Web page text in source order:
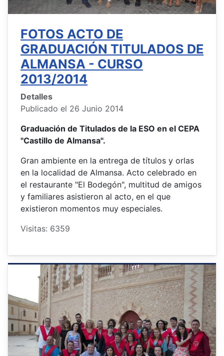
FOTOS ACTO DE
GRADUACIÓN TITULADOS DE
ALMANSA - CURSO
2013/2014
Detalles
Publicado el 26 Junio 2014
Graduación de Titulados de la ESO en el CEPA
"Castillo de Almansa".
Gran ambiente en la entrega de títulos y orlas
en la localidad de Almansa. Acto celebrado en
el restaurante "El Bodegón", multitud de amigos
y familiares asistieron al acto, en el que
existieron momentos muy especiales.
Visitas: 6359